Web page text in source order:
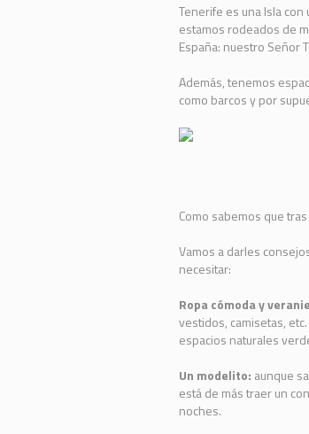
Tenerife es una Isla
estamos rodeados de
España: nuestro Señor
Además, tenemos
como barcos y por
Como sabemos que
Vamos a darles
necesitar:
Ropa cómoda y
vestidos, camisetas,
espacios naturales
Un modelito: aunque
está de más traer un
noches.